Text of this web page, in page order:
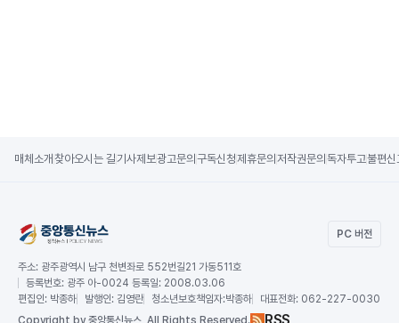
매체소개 찾아오시는 길기사제보광고문의 구독신청제휴문의 저작권문의 독자투고불편신
PC 버전
주소: 광주광역시 남구 천변좌로 552번길21 가동511호
등록번호: 광주 아-0024 등록일: 2008.03.06
편집인: 박종하 발행인: 김영란 청소년보호책임자:박종하 대표전화: 062-227-0030
Copyright by 중앙통신뉴스, All Rights Reserved.